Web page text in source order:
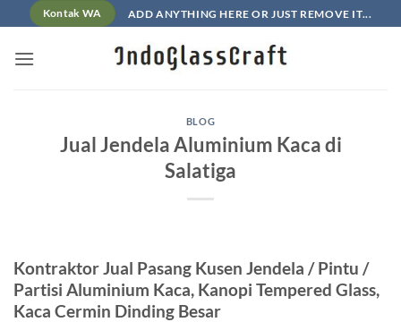
to
content
Kontak WA ADD ANYTHING HERE OR JUST REMOVE IT...
BLOG
Jual Jendela Aluminium Kaca di
Salatiga
Kontraktor Jual Pasang Kusen Jendela / Pintu /
Partisi Aluminium Kaca, Kanopi Tempered Glass,
Kaca Cermin Dinding Besar